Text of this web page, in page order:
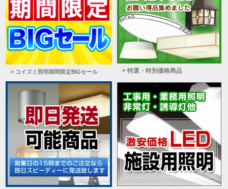
> コイズミ照明期間限定BIGセール > 特選・特別価格商品